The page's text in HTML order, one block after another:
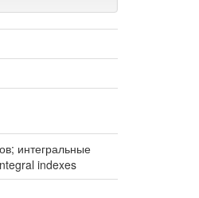
интегральные
indexes